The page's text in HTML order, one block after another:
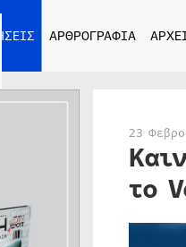
ΑΡΘΡΟΓΡΑΦΙΑ
23
το